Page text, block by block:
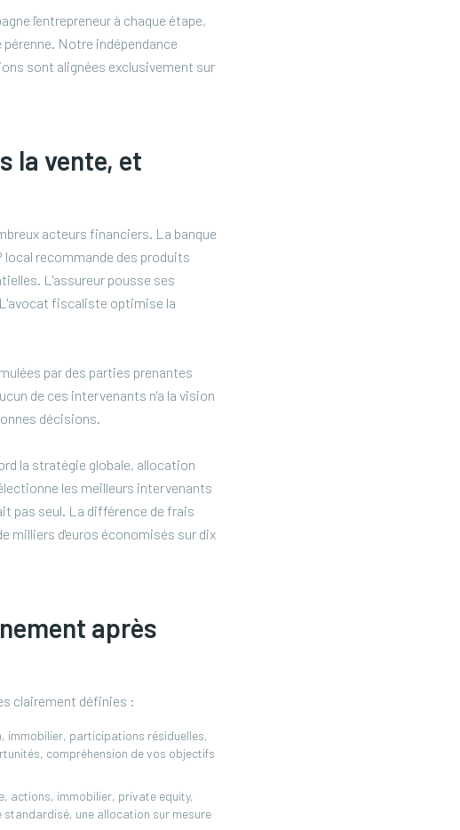
l'entrepreneur à chaque étape,
Notre indépendance
sont alignées exclusivement sur
la vente, et
acteurs financiers. La banque
recommande des produits
L'assureur pousse ses
fiscaliste optimise la
par des parties prenantes
de ces intervenants n'a la vision
décisions.
la stratégie globale, allocation
les meilleurs intervenants
pas seul. La différence de frais
milliers d'euros économisés sur dix
après
clairement définies :
immobilier, participations résiduelles,
compréhension de vos objectifs
actions, immobilier, private equity,
une allocation sur mesure